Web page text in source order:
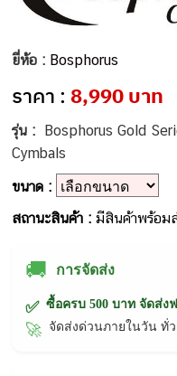
ยี่ห้อ : Bosphorus
ราคา : 8,990 บาท
รุ่น : Bosphorus Gold
Cymbals
ขนาด :
สถานะสินค้า :มีสินค้าพร้อม
🚚 การจัดส่ง
✅ ซื้อครบ 500 บาท จัดส่ง
🚀 จัดส่งด่วนภายในวัน